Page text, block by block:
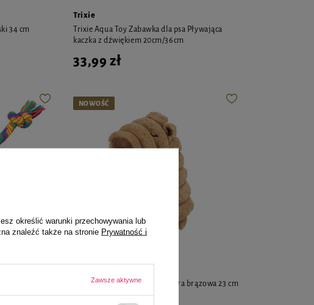
34 cm
Trixie
Trixie Aqua Toy Zabawka dla psa Pływająca
kaczka z dźwiękiem 20cm/36cm
33,99 zł
NOWOŚĆ
Trixie Zabawka dla psa Kapibara brązowa 23 cm
określić warunki przechowywania lub
znaleźć także na stronie Prywatność i
Zawsze aktywne